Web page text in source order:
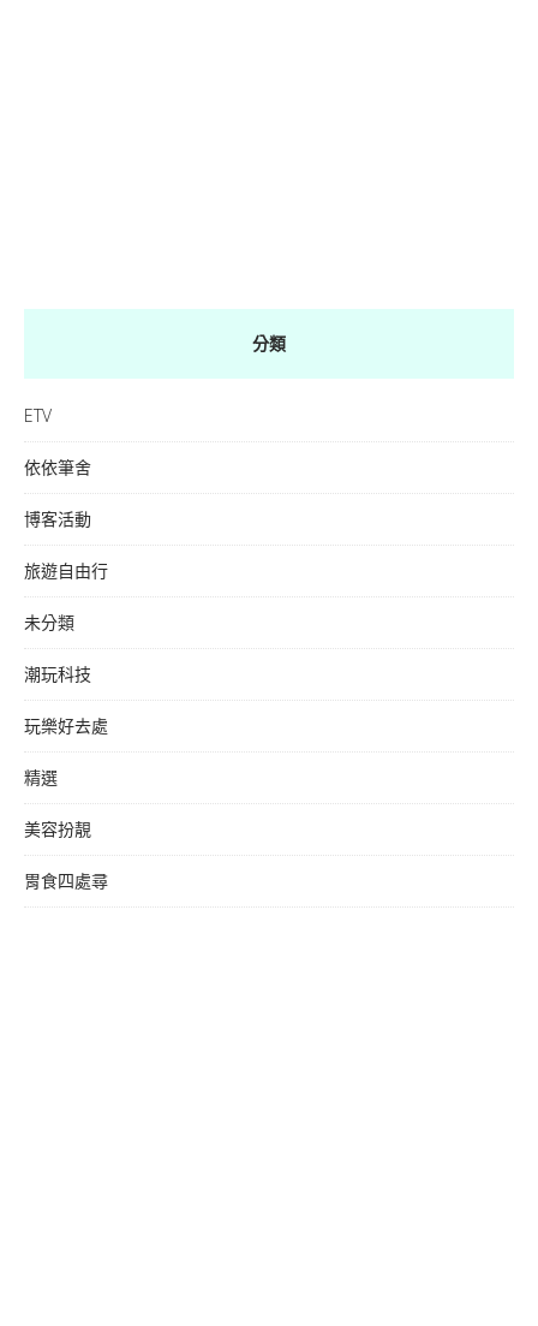
分類
ETV
依依筆舍
博客活動
旅遊自由行
未分類
潮玩科技
玩樂好去處
精選
美容扮靚
胃食四處尋